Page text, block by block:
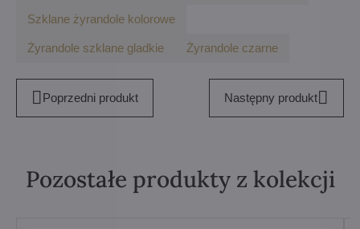
Szklane żyrandole kolorowe
Żyrandole szklane gladkie Żyrandole czarne
Poprzedni produkt Następny produkt
Pozostałe produkty z kolekcji